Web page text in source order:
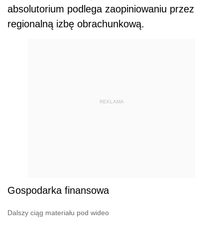
absolutorium podlega zaopiniowaniu przez
regionalną izbę obrachunkową.
REKLAMA
Gospodarka finansowa
Dalszy ciąg materiału pod wideo